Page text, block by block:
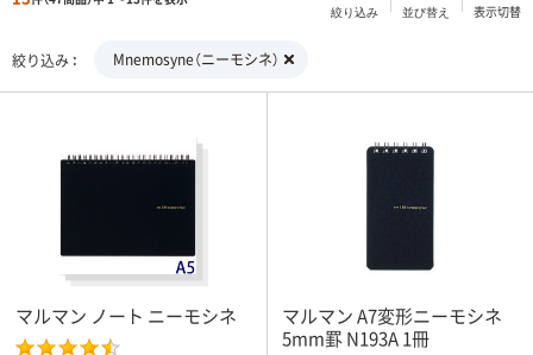
絞り込み 並び替え 表示切替
絞り込み Mnemosyne（ニーモシネ）
マルマン ノート ニーモシネ
マルマン A7変形ニーモシネ
5mm罫 N193A 1冊